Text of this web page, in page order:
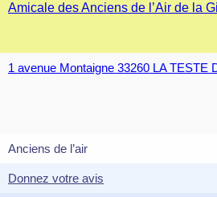
Amicale des Anciens de l’Air de la
1 avenue Montaigne 33260 LA TESTE
Anciens de l’air
Donnez votre avis